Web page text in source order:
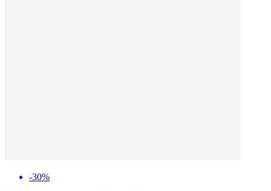
-30%